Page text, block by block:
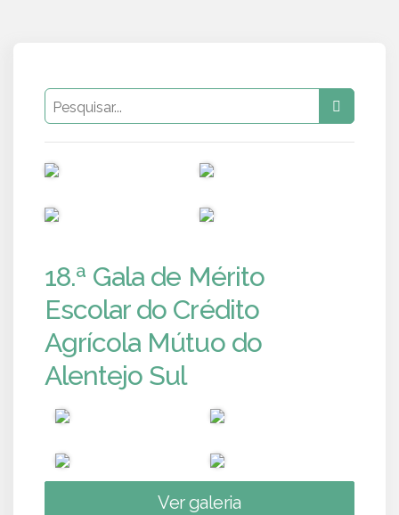
18.ª Gala de Mérito
Escolar do Crédito
Agrícola Mútuo do
Alentejo Sul
Ver galeria